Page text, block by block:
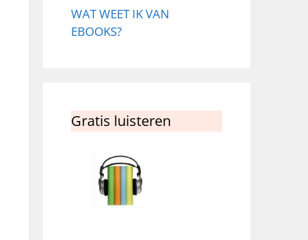
WAT WEET IK VAN
EBOOKS?
Gratis luisteren